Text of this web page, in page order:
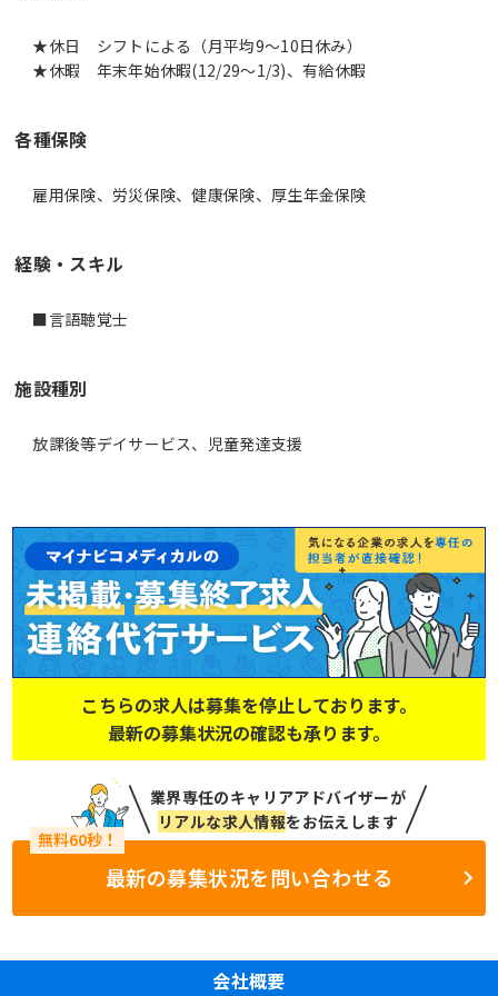
★休日 シフトによる（月平均9～10日休み）
★休暇 年末年始休暇(12/29～1/3)、有給休暇
各種保険
雇用保険、労災保険、健康保険、厚生年金保険
経験・スキル
■言語聴覚士
施設種別
放課後等デイサービス、児童発達支援
こちらの求人は募集を停止しております。
最新の募集状況の確認も承ります。
業界専任のキャリアアドバイザーが
リアルな求人情報をお伝えします
最新の募集状況を問い合わせる
会社概要